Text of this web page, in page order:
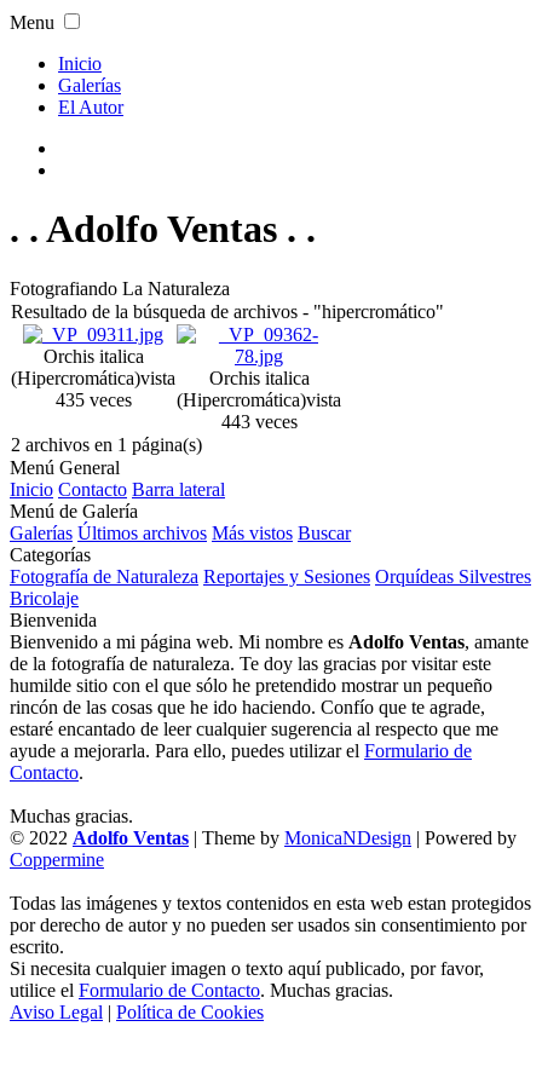
Menu
Inicio
Galerías
El Autor
. . Adolfo Ventas . .
Fotografiando La Naturaleza
Resultado de la búsqueda de archivos - "hipercromático"
Orchis italica
(Hipercromática)vista
435 veces
Orchis italica
(Hipercromática)vista
443 veces
2 archivos en 1 página(s)
Menú General
Inicio Contacto Barra lateral
Menú de Galería
Galerías Últimos archivos Más vistos Buscar
Categorías
Fotografía de Naturaleza Reportajes y Sesiones Orquídeas Silvestres
Bricolaje
Bienvenida
Bienvenido a mi página web. Mi nombre es Adolfo Ventas, amante
de la fotografía de naturaleza. Te doy las gracias por visitar este
humilde sitio con el que sólo he pretendido mostrar un pequeño
rincón de las cosas que he ido haciendo. Confío que te agrade,
estaré encantado de leer cualquier sugerencia al respecto que me
ayude a mejorarla. Para ello, puedes utilizar el Formulario de
Contacto.
Muchas gracias.
© 2022 Adolfo Ventas | Theme by MonicaNDesign | Powered by
Coppermine
Todas las imágenes y textos contenidos en esta web estan protegidos
por derecho de autor y no pueden ser usados sin consentimiento por
escrito.
Si necesita cualquier imagen o texto aquí publicado, por favor,
utilice el Formulario de Contacto. Muchas gracias.
Aviso Legal | Política de Cookies